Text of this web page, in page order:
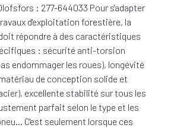
: 277-644033 Pour s'adapter
d'exploitation forestière, la
répondre à des caractéristiques
: sécurité anti-torsion
endommager les roues), longévité
de conception solide et
excellente stabilité sur tous les
parfait selon le type et les
C'est seulement lorsque ces